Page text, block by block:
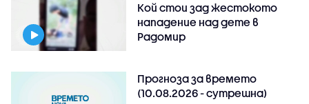
Кой стои зад жестокото
нападение над дете в
Радомир
Прогноза за времето
(10.08.2026 - сутрешна)